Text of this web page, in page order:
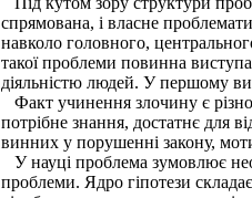
спрямована, і власне
навколо головного,
такої проблеми повинна
діяльністю людей. У першому
Факт учинення злочину є
потрібне знання, достатнє для
винних у порушенні закону,
У науці проблема зумовлює
проблеми. Ядро гіпотези